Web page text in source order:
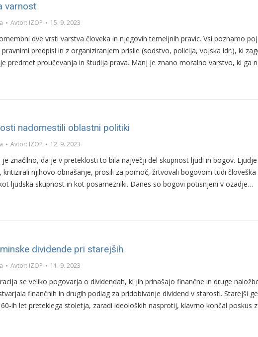
varnost
Avtor: IZOP 15. 9. 2023
dve vrsti varstva človeka in njegovih temeljnih pravic. Vsi poznamo
predpisi in z organiziranjem prisile (sodstvo, policija, vojska idr.), ki
predmet proučevanja in študija prava. Manj je znano moralno varstvo, ki ga
nadomestili oblastni politiki
Avtor: IZOP 12. 9. 2023
je značilno, da je v preteklosti to bila največji del skupnost ljudi in bogov.
kritizirali njihovo obnašanje, prosili za pomoč, žrtvovali bogovom tudi
ljudska skupnost in kot posamezniki. Danes so bogovi potisnjeni v ozadje…
dividende pri starejših
Avtor: IZOP 11. 9. 2023
se veliko pogovarja o dividendah, ki jih prinašajo finančne in druge
finančnih in drugih podlag za pridobivanje dividend v starosti. Starejši
ih let preteklega stoletja, zaradi ideoloških nasprotij, klavrno končal poskus